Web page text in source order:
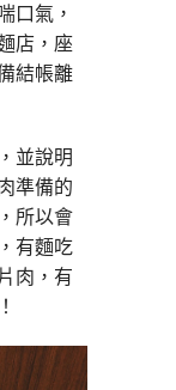
口氣，
店，座
結帳離
並說明
準備的
所以會
有麵吃
肉，有